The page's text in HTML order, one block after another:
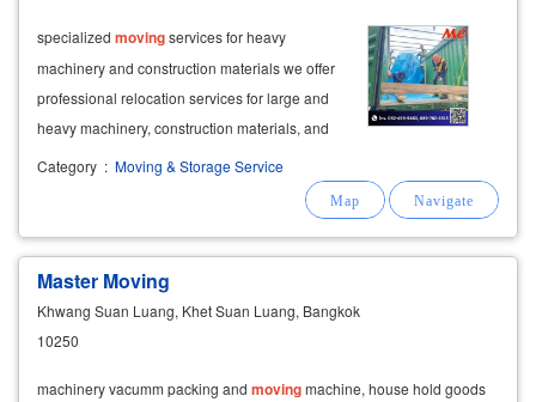
specialized movingservices for heavy
machinery and construction materials we offer
professional relocation services for large and
heavy machinery, construction materials, and
industrial equipment. our comprehensive
services include packing, crating, and
Category : Moving & Storage Service
Master Moving
Khwang Suan Luang, Khet Suan Luang, Bangkok
10250
machinery vacumm packing and movingmachine, house hold goods